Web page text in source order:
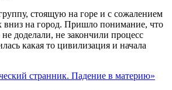
стоящую на горе и с сожалением
вниз на город. Пришло понимание, что
доделали, не закончили процесс
какая то цивилизация и начала
странник. Падение в материю»